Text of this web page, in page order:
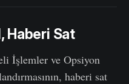
Haberi Sat
İşlemler ve Opsiyon
haberi sat